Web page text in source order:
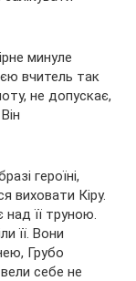
минуле
вчитель так
не допускає,
героїні,
виховати Кіру.
її труною.
її. Вони
Грубо
себе не